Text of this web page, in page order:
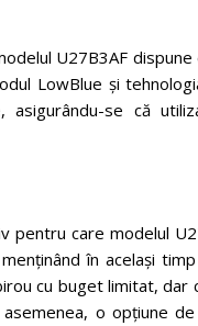
U27B3AF
LowBlue și
asigurându-se că
pentru care modelul
în același
cu buget limitat,
o opțiune